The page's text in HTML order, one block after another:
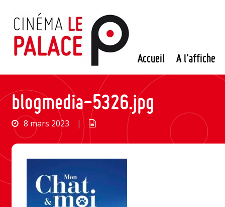
contenu
Accueil A l’affiche
blogmedia-5326.jpg
8 mars 2023 |